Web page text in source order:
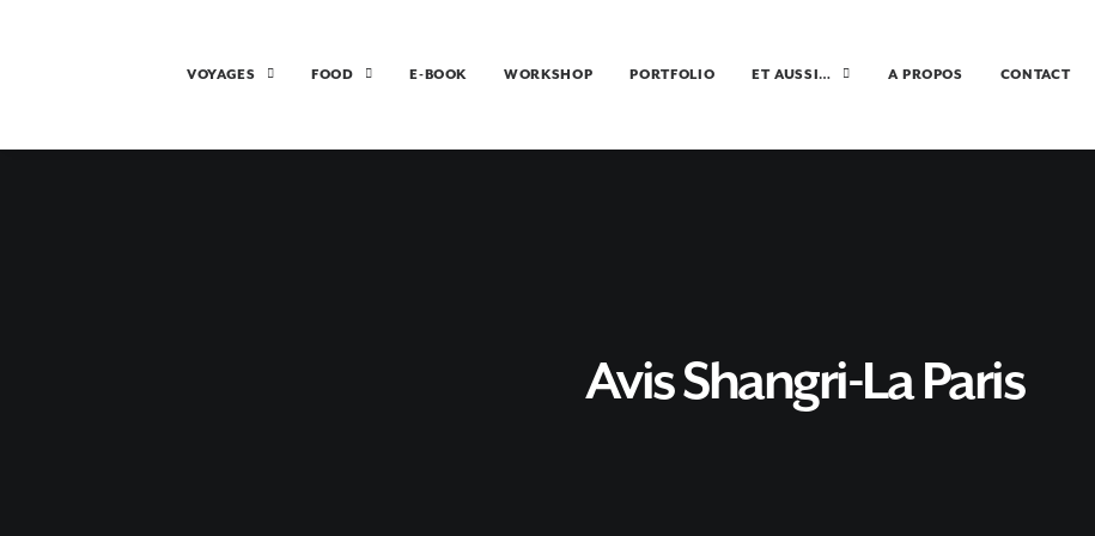
VOYAGES FOOD E-BOOK WORKSHOP PORTFOLIO ET AUSSI… A PROPOS CONTACT
Avis Shangri-La Paris